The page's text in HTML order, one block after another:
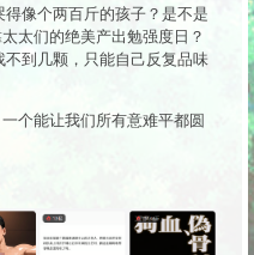
像个两百斤的孩子？是不是
太们的绝美产出勉强度日？
到几颗，只能自己反复品味
个能让我们所有意难平都圆